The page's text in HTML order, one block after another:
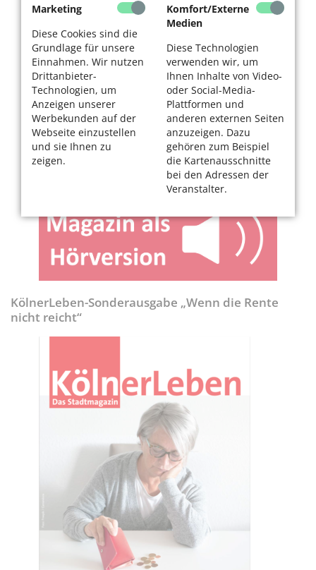
Marketing
Diese Cookies sind die
Grundlage für unsere
Einnahmen. Wir nutzen
Drittanbieter-
Technologien, um
Anzeigen unserer
Werbekunden auf der
Webseite einzustellen
und sie Ihnen zu
zeigen.
Komfort/Externe
Medien
Diese Technologien
verwenden wir, um
Ihnen Inhalte von Video-
oder Social-Media-
Plattformen und
anderen externen Seiten
anzuzeigen. Dazu
gehören zum Beispiel
die Kartenausschnitte
bei den Adressen der
Veranstalter.
KölnerLeben-Sonderausgabe „Wenn die Rente
nicht reicht“